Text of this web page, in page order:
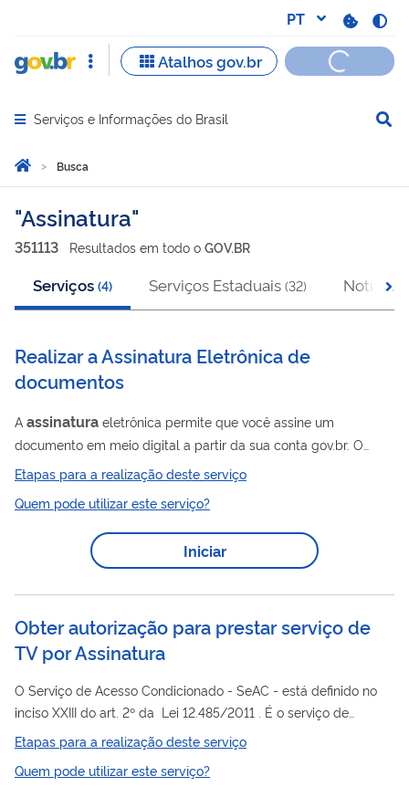
Abrir menu principal de navegação
Serviços e Informações do Brasil
Você está aqui:
Página Inicial
Busca
Busca
Assinatura
351113 Resultados em todo o GOV.BR
Serviços (4) Serviços Estaduais (32) Notícias
Realizar a Assinatura Eletrônica de
documentos
A assinatura eletrônica permite que você assine um
documento em meio digital a partir da sua conta gov.br. O
documento com aassinatura digital tem a mesma validade
de um documento com
assinatura
pelo Decreto Nº 10.543, de 13/11/2020 .
Etapas para a realização deste serviço
Quem pode utilizar este serviço?
Iniciar
Obter autorização para prestar serviço de
TV por Assinatura
O Serviço de Acesso Condicionado - SeAC - está definido no
inciso XXIII do art. 2º da Lei 12.485/2011 . É o serviço de
telecomunicações de interesse coletivo prestado no regime
privado, destinado à distribuição de conteúdos audiovisuais na
forma de pacotes de canais de programação. O SeAC é o
Etapas para a realização deste serviço
Quem pode utilizar este serviço?